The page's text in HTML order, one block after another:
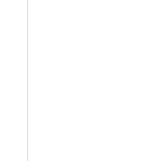
Hiển thị các